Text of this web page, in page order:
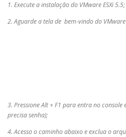
1. Execute a instalação do VMware ESXi 5.5;
2. Aguarde a tela de bem-vindo do VMware
3. Pressione Alt + F1 para entra no console
precisa senha);
4. Acesso o caminho abaixo e exclua o